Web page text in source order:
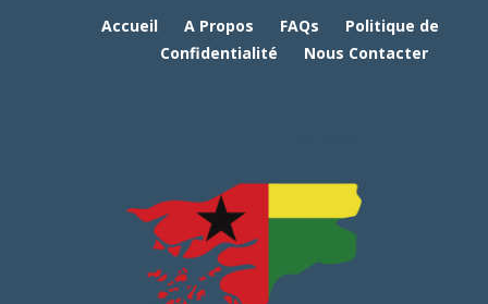
Accueil A Propos FAQs
Politique de
Confidentialité
Nous Contacter